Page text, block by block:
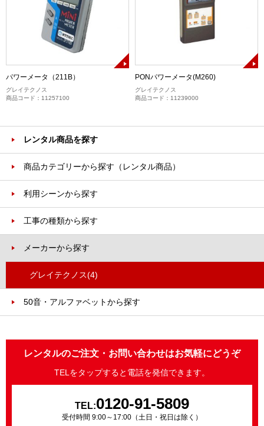
パワーメータ（211B）
グレイテクノス
商品コード：11257100
PONパワーメータ(M260)
グレイテクノス
商品コード：11239000
レンタル商品を探す
商品カテゴリーから探す（レンタル商品）
利用シーンから探す
工事の種類から探す
メーカーから探す
グレイテクノス(4)
50音・アルファベットから探す
レンタルのご注文・お問い合わせはお気軽にどうぞ
TELをタップすると電話を発信できます。
TEL:0120-91-5809
受付時間 9:00～17:00（土日・祝日は除く）